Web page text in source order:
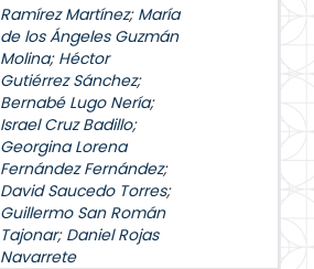
Ramírez Martínez; María
de los Ángeles Guzmán
Molina; Héctor
Gutiérrez Sánchez;
Bernabé Lugo Nería;
Israel Cruz Badillo;
Georgina Lorena
Fernández Fernández;
David Saucedo Torres;
Guillermo San Román
Tajonar; Daniel Rojas
Navarrete